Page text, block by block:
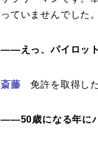
っていませんでした。
――えっ、パイロット
斎藤 免許を取得し
――50歳になる年にパ